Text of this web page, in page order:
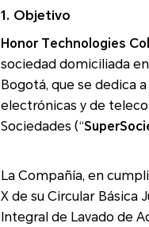
1. Objetivo
Honor Technologies
sociedad domiciliada en
Bogotá, que se dedica a
electrónicas y de
Sociedades (“
La Compañía, en
X de su Circular Básica Jurídica, implementó el Sistema de Autocontrol y Gestión del Riesgo
Integral de Lavado de Activos, Financiación del Terrorismo y Financiación